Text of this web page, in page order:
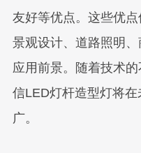
友好等优点。这些优点
景观设计、道路照明
应用前景。随着技术
信LED灯杆造型灯将
广。